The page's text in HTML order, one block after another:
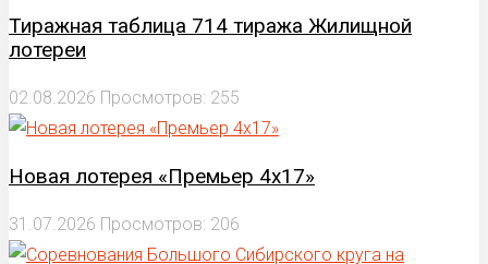
Тиражная таблица 714 тиража Жилищной
лотереи
02.08.2026 Просмотров: 255
Новая лотерея «Премьер 4х17»
31.07.2026 Просмотров: 206